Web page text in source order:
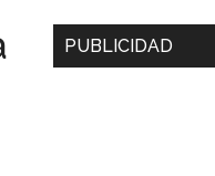
Barra
PUBLICIDAD